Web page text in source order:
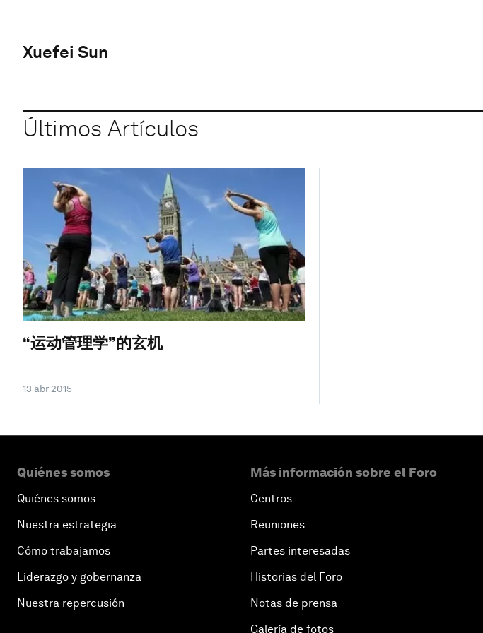
Xuefei Sun
Últimos Artículos
“运动管理学”的玄机
13 abr 2015
Quiénes somos
Quiénes somos
Nuestra estrategia
Cómo trabajamos
Liderazgo y gobernanza
Nuestra repercusión
Más información sobre el Foro
Centros
Reuniones
Partes interesadas
Historias del Foro
Notas de prensa
Galería de fotos